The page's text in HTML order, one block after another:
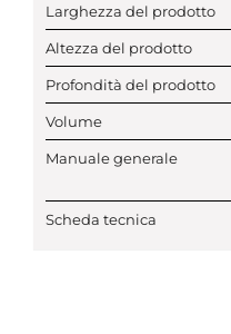
Larghezza del prodotto
Altezza del prodotto
Profondità del prodotto
Volume
Manuale generale
Scheda tecnica